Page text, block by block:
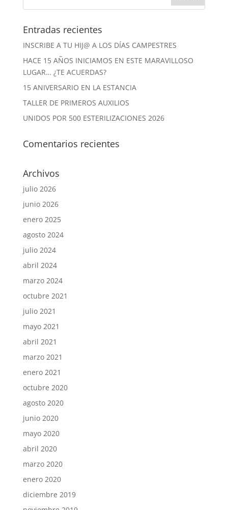
Entradas recientes
INSCRIBE A TU HIJ@ A LOS DÍAS CAMPESTRES
HACE 15 AÑOS INICIAMOS EN ESTE MARAVILLOSO
LUGAR… ¿TE ACUERDAS?
15 ANIVERSARIO EN LA ESTANCIA
TALLER DE PRIMEROS AUXILIOS
UNIDOS POR 500 ESTERILIZACIONES 2026
Comentarios recientes
Archivos
julio 2026
junio 2026
enero 2025
agosto 2024
julio 2024
abril 2024
marzo 2024
octubre 2021
julio 2021
mayo 2021
abril 2021
marzo 2021
enero 2021
octubre 2020
agosto 2020
junio 2020
mayo 2020
abril 2020
marzo 2020
enero 2020
diciembre 2019